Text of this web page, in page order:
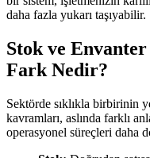
daha fazla yukarı taşıyabilir.
Stok ve
Fark Nedir?
Sektörde sıklıkla birbirinin
kavramları, aslında farklı
operasyonel süreçleri daha